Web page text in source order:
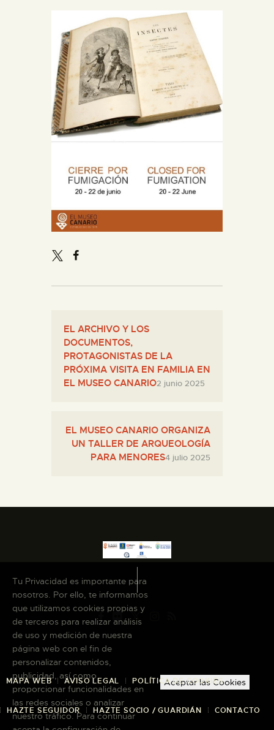
ACTIVIDADES
█
EL MUSEO
COLECCIONES
DIDÁCTICA
ESPAÑOL
EL ARCHIVO Y LOS
DOCUMENTOS,
PROTAGONISTAS DE LA
PRÓXIMA VISITA EN FAMILIA EN
EL MUSEO CANARIO2 junio 2025
EL MUSEO CANARIO ORGANIZA
UN TALLER DE ARQUEOLOGÍA
PARA MENORES4 julio 2025
MAPA WEB AVISO LEGAL POLÍTICA DE COOKIES
HAZTE SEGUIDOR HAZTE SOCIO / GUARDIÁN CONTACTO
Tu Privacidad es importante para
nosotros. Por ello, te informamos
que utilizamos cookies propias y
de terceros para realizar análisis
de uso y medición de nuestra
página web con el fin de
personalizar contenidos,
publicidad, así como
proporcionar funcionalidades en
las redes sociales o analizar
nuestro tráfico. Para continuar
Aceptar las Cookies